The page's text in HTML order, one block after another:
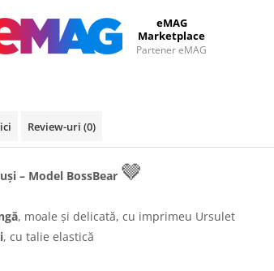
Facebook
eMAG
Marketplace
Partener eMAG
Review-uri (0)
– Model BossBear 🤎
, moale și delicată, cu imprimeu Ursulet
, cu talie elastică